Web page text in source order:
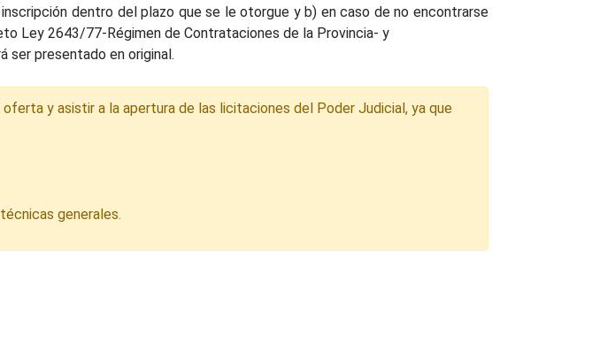
dentro del plazo que se le otorgue y b) en caso de no encontrarse
Ley 2643/77-Régimen de Contrataciones de la Provincia- y
ser presentado en original.
y asistir a la apertura de las licitaciones del Poder Judicial, ya que
generales.